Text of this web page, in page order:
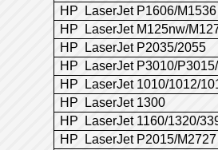
HP LaserJet P1606/M1536
HP LaserJet M125nw/
HP LaserJet P2035/2055
HP LaserJet P3010/
HP LaserJet 1010/1012/
HP LaserJet 1300
HP LaserJet 1160/1320/
HP LaserJet P2015/M2727